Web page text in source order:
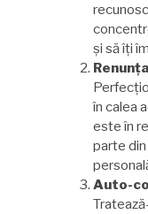
și să îți
în calea
este în
parte
Auto-